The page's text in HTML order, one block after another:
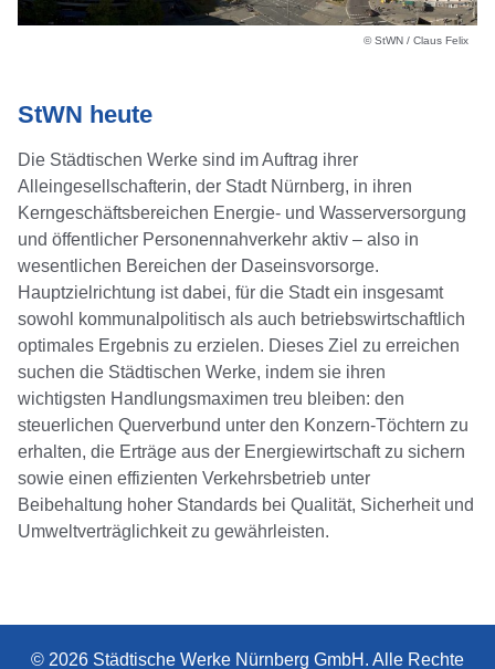
© StWN / Claus Felix
StWN heute
Die Städtischen Werke sind im Auftrag ihrer
Alleingesellschafterin, der Stadt Nürnberg, in ihren
Kerngeschäftsbereichen Energie- und Wasserversorgung
und öffentlicher Personennahverkehr aktiv – also in
wesentlichen Bereichen der Daseinsvorsorge.
Hauptzielrichtung ist dabei, für die Stadt ein insgesamt
sowohl kommunalpolitisch als auch betriebswirtschaftlich
optimales Ergebnis zu erzielen. Dieses Ziel zu erreichen
suchen die Städtischen Werke, indem sie ihren
wichtigsten Handlungsmaximen treu bleiben: den
steuerlichen Querverbund unter den Konzern-Töchtern zu
erhalten, die Erträge aus der Energiewirtschaft zu sichern
sowie einen effizienten Verkehrsbetrieb unter
Beibehaltung hoher Standards bei Qualität, Sicherheit und
Umweltverträglichkeit zu gewährleisten.
© 2026 Städtische Werke Nürnberg GmbH. Alle Rechte